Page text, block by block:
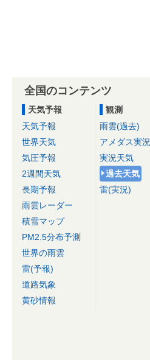
全国のコンテンツ
天気予報
天気予報
世界天気
気圧予報
2週間天気
長期予報
雨雲レーダー
積雪マップ
PM2.5分布予測
世界の雨雲
雷(予報)
道路気象
黄砂情報
観測
雨雲(過去)
アメダス実況
実況天気
過去天気
雷(実況)